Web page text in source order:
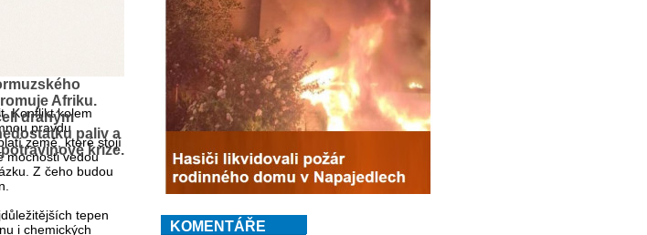
Afriku.
drahým
paliv a
krize.
Konflikt kolem
pravdu
země, které stojí
mocnosti vedou
Z čeho budou
tepen
i chemických
KOMENTÁŘE